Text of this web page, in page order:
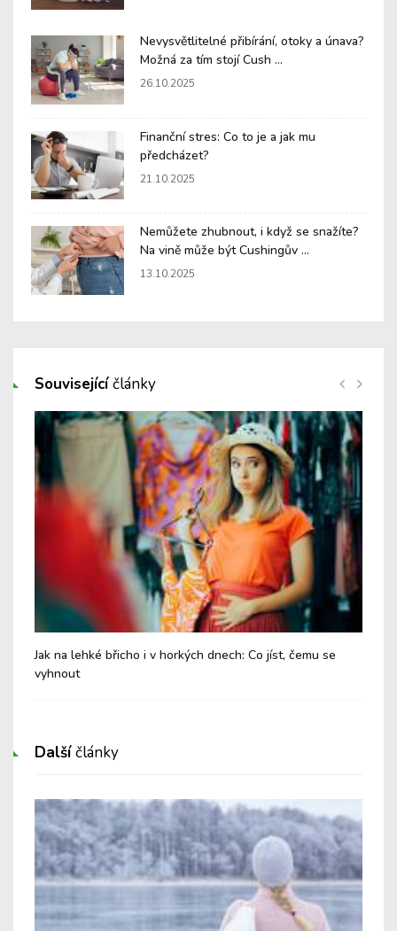
Nevysvětlitelné přibírání, otoky a únava?
Možná za tím stojí Cush ...
26.10.2025
Finanční stres: Co to je a jak mu
předcházet?
21.10.2025
Nemůžete zhubnout, i když se snažíte?
Na vině může být Cushingův ...
13.10.2025
Souvisejícíčlánky
Jak na lehké břicho i v horkých dnech: Co jíst, čemu se
vyhnout
Dalšíčlánky